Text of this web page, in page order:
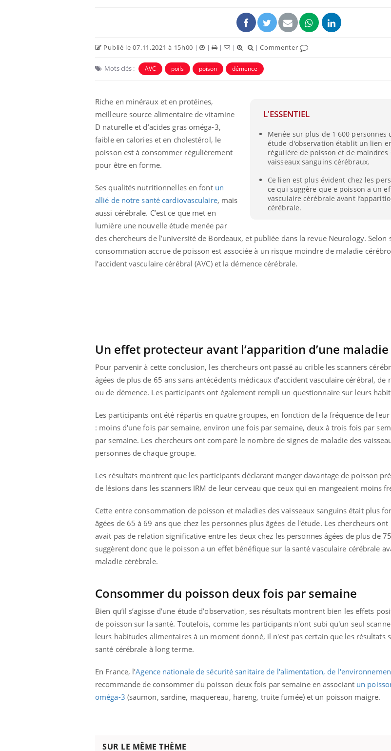
Publié le 07.11.2021 à 15h00 | | | | |Commenter
Mots clés : AVC poils poison démence
L'ESSENTIEL
Menée sur plus de 1 600 personnes
étude d'observation établit un lien
régulière de poisson et de moindres
vaisseaux sanguins cérébraux.
Ce lien est plus évident chez les
ce qui suggère que e poisson a un
vasculaire cérébrale avant
cérébrale.
Riche en minéraux et en protéines,
meilleure source alimentaire de vitamine
D naturelle et d’acides gras oméga-3,
faible en calories et en cholestérol, le
poisson est à consommer régulièrement
pour être en forme.
Ses qualités nutritionnelles en font un
allié de notre santé cardiovasculaire, mais
aussi cérébrale. C’est ce que met en
lumière une nouvelle étude menée par
des chercheurs de l’université de Bordeaux, et publiée dans la revue Neurology. Selon
consommation accrue de poisson est associée à un risque moindre de maladie
l’accident vasculaire cérébral (AVC) et la démence cérébrale.
Un effet protecteur avant l’apparition d’une
Pour parvenir à cette conclusion, les chercheurs ont passé au crible les scanners
âgées de plus de 65 ans sans antécédents médicaux d'accident vasculaire cérébral, de
ou de démence. Les participants ont également rempli un questionnaire sur leurs
Les participants ont été répartis en quatre groupes, en fonction de la fréquence de
: moins d'une fois par semaine, environ une fois par semaine, deux à trois fois par
par semaine. Les chercheurs ont comparé le nombre de signes de maladie des
personnes de chaque groupe.
Les résultats montrent que les participants déclarant manger davantage de poisson
de lésions dans les scanners IRM de leur cerveau que ceux qui en mangeaient moins
Cette entre consommation de poisson et maladies des vaisseaux sanguins était plus
âgées de 65 à 69 ans que chez les personnes plus âgées de l'étude. Les chercheurs ont
avait pas de relation significative entre les deux chez les personnes âgées de plus de
suggèrent donc que le poisson a un effet bénéfique sur la santé vasculaire cérébrale
maladie cérébrale.
Consommer du poisson deux fois par semaine
Bien qu’il s’agisse d’une étude d’observation, ses résultats montrent bien les effets
de poisson sur la santé. Toutefois, comme les participants n'ont subi qu'un seul
leurs habitudes alimentaires à un moment donné, il n'est pas certain que les résultats
santé cérébrale à long terme.
En France, l’Agence nationale de sécurité sanitaire de l'alimentation, de
recommande de consommer du poisson deux fois par semaine en associant un
oméga-3 (saumon, sardine, maquereau, hareng, truite fumée) et un poisson maigre.
SUR LE MÊME THÈME
Diabète & Ramadan 2026Youtube
Le Ramadan approche, et, pour de
nombreuses personnes atteintes de
diabète, c'est une période de questions, de
défis, mais ...
Youtube
Un « jumeau numérique » pour
préventiveYoutube
Un établissement lié à un groupe
mutualiste innove en matière de bilan de
Youtube
COUP DE
Coup de
nouveau
bouscule
épisode,